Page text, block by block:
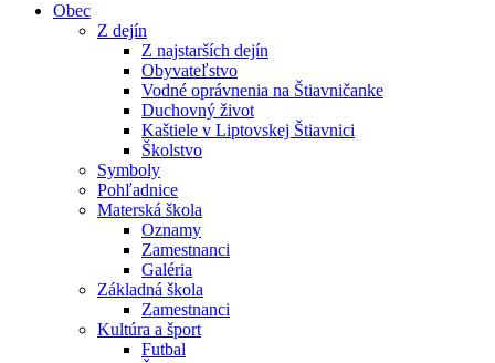
Obec
Z dejín
Z najstarších dejín
Obyvateľstvo
Vodné oprávnenia na Štiavničanke
Duchovný život
Kaštiele v Liptovskej Štiavnici
Školstvo
Symboly
Pohľadnice
Materská škola
Oznamy
Zamestnanci
Galéria
Základná škola
Zamestnanci
Kultúra a šport
Futbal